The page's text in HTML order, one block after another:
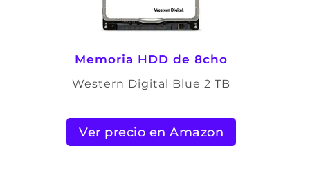
Memoria HDD de 8cho
Western Digital Blue 2 TB
Ver precio en Amazon